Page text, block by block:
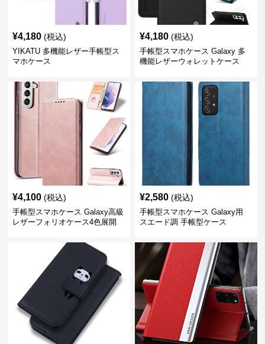
¥4,180 (税込)
YIKATU 多機能レザー手帳型ス
マホケース
¥4,180 (税込)
手帳型スマホケース Galaxy 多
機能レザーウォレットケース
¥4,100 (税込)
手帳型スマホケース Galaxy高級
レザーフォリオケース4色展開
¥2,580 (税込)
手帳型スマホケース Galaxy用
スエード調 手帳型ケース